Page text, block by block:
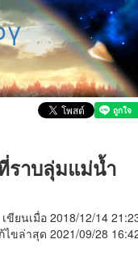
ราบลุ่มแม่น้ำ
เขียนเมื่อ 2018/12/14
ไขล่าสุด 2021/09/28